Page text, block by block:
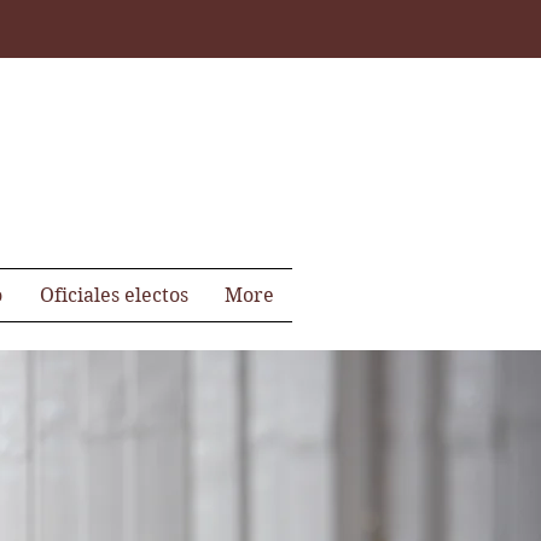
Oficiales electos More